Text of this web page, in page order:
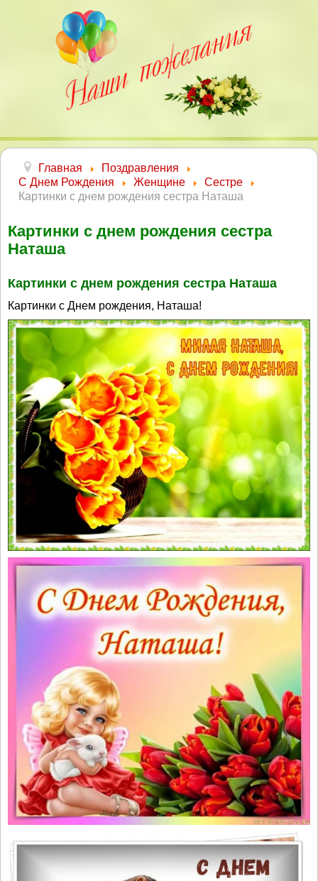
Главная
Поздравления
С Днем Рождения
Женщине
Сестре
Картинки с днем рождения сестра Наташа
Картинки с днем рождения сестра
Наташа
Картинки с днем рождения сестра Наташа
Картинки с Днем рождения, Наташа!